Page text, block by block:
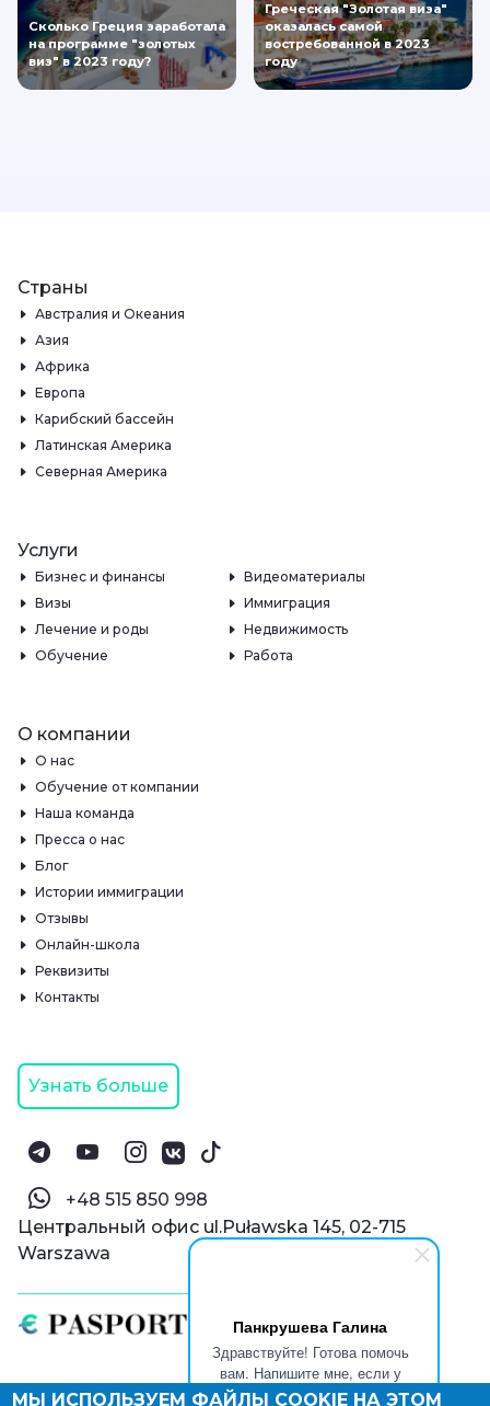
Панкрушева Галина
Здравствуйте! Готова помочь
вам. Напишите мне, если у
вас появятся вопросы.
Сколько Греция заработала
на программе "золотых
виз" в 2023 году?
Греческая "Золотая виза"
оказалась самой
востребованной в 2023
году
Страны
Австралия и Океания
Азия
Африка
Европа
Карибский бассейн
Латинская Америка
Северная Америка
Услуги
Бизнес и финансы
Видеоматериалы
Визы
Иммиграция
Лечение и роды
Недвижимость
Обучение
Работа
О компании
О нас
Обучение от компании
Наша команда
Пресса о нас
Блог
Истории иммиграции
Отзывы
Онлайн-школа
Реквизиты
Контакты
Узнать больше
‪+48 515 850 998‬
Центральный офис ul.Puławska 145, 02-715
Warszawa
МЫ ИСПОЛЬЗУЕМ ФАЙЛЫ COOKIE НА ЭТОМ